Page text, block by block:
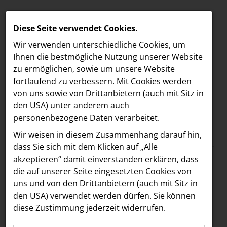
MELDUNGEN
LOEBELL NORDBERG
INNER
aehre
Astoria Artshow
B/S/H Hausgeräte
Meldungen / B/S/H Hausgeräte
Text Bilder Dokumente
05.11.2024
Neue
Geschäftsleitung für
Diese Seite verwendet Cookies.
Wir verwenden unterschiedliche Cookies, um
Ihnen die best­mögliche Nutzung unserer Website
zu ermöglichen, sowie um unsere Website
fortlaufend zu verbessern. Mit Cookies werden
von uns sowie von Drittanbietern (auch mit Sitz in
den USA) unter anderem auch
personenbezogene Daten verarbeitet.
Wir weisen in diesem Zusammenhang darauf hin,
dass Sie sich mit dem Klicken auf „Alle
akzeptieren“ damit ein­ver­standen erklären, dass
die auf unserer Seite eingesetzten Cookies von
uns und von den Drittanbietern (auch mit Sitz in
den USA) verwendet werden dürfen. Sie können
diese Zustimmung jederzeit widerrufen.